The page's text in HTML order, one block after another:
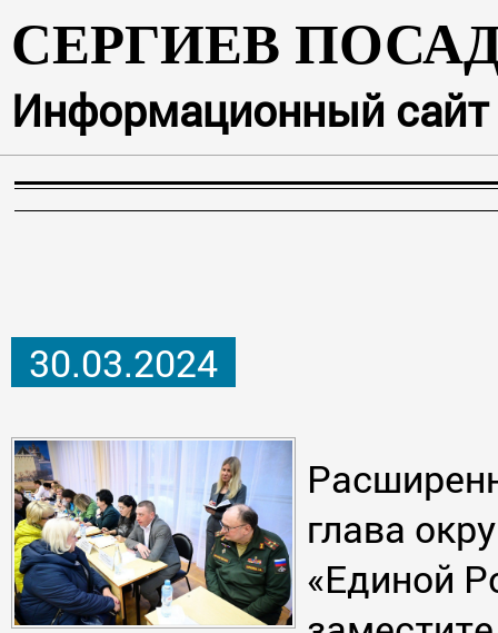
СЕРГИЕВ
Информационный сайт
30.03.2024
глава
«Единой